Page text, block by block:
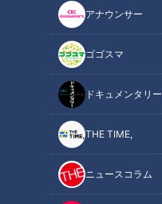
アナウンサー
ゴゴスマ
ドキュメンタリー
THE TIME,
ニュースコラム
関連リンク
材料（2人分）
作り方
オススメ関連コンテンツ